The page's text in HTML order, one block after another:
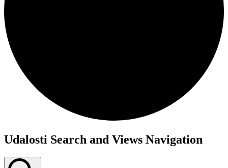
Udalosti Search and Views Navigation